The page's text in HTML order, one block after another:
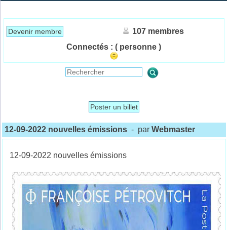
Devenir membre
107 membres
Connectés : ( personne )
Poster un billet
12-09-2022 nouvelles émissions - parWebmaster
12-09-2022 nouvelles émissions